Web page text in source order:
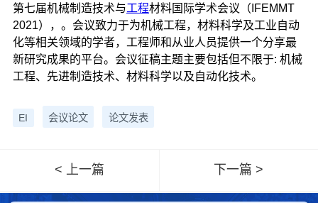
第七届机械制造技术与工程材料国际学术会议（IFEMMT
2021），。会议致力于为机械工程，材料科学及工业自动
化等相关领域的学者，工程师和从业人员提供一个分享最
新研究成果的平台。会议征稿主题主要包括但不限于: 机械
工程、先进制造技术、材料科学以及自动化技术。
EI 会议论文 论文发表
< 上一篇 下一篇 >